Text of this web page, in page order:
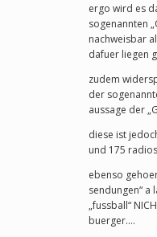
ergo wird es
sogenannten
nachweisbar
dafuer liegen
zudem
der
aussage der
diese ist
und 175
ebenso
sendungen“ a
„fussball“
buerger….